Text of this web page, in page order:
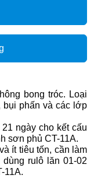
bong tróc. Loại
bụi phấn và các lớp
ngày cho kết cấu
sơn phủ CT-11A.
ít tiêu tốn, cần làm
rulô lăn 01-02
11A.